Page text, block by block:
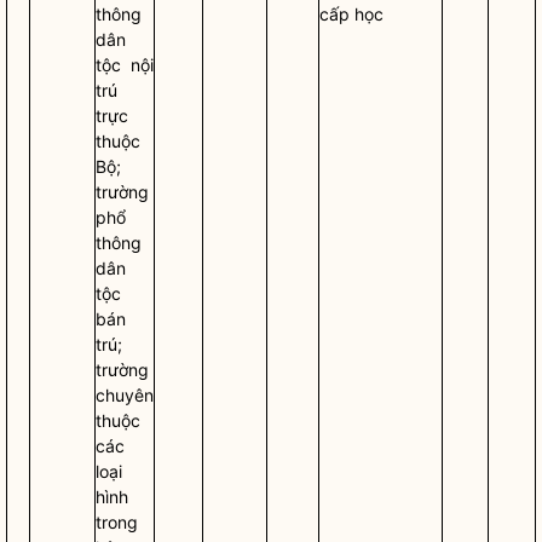
thông
dân
tộc nội
trú
trực
thuộc
Bộ;
trường
phổ
thông
dân
tộc
bán
trú;
trường
chuyên
thuộc
các
loại
hình
trong
cấp học